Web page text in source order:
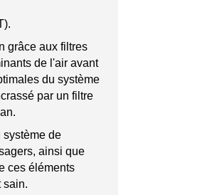
grâce aux filtres
de l'air avant
du système
par un filtre
système de
ainsi que
ces éléments
sain.